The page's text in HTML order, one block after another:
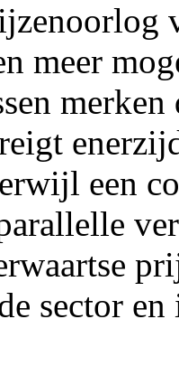
meer
een
sector